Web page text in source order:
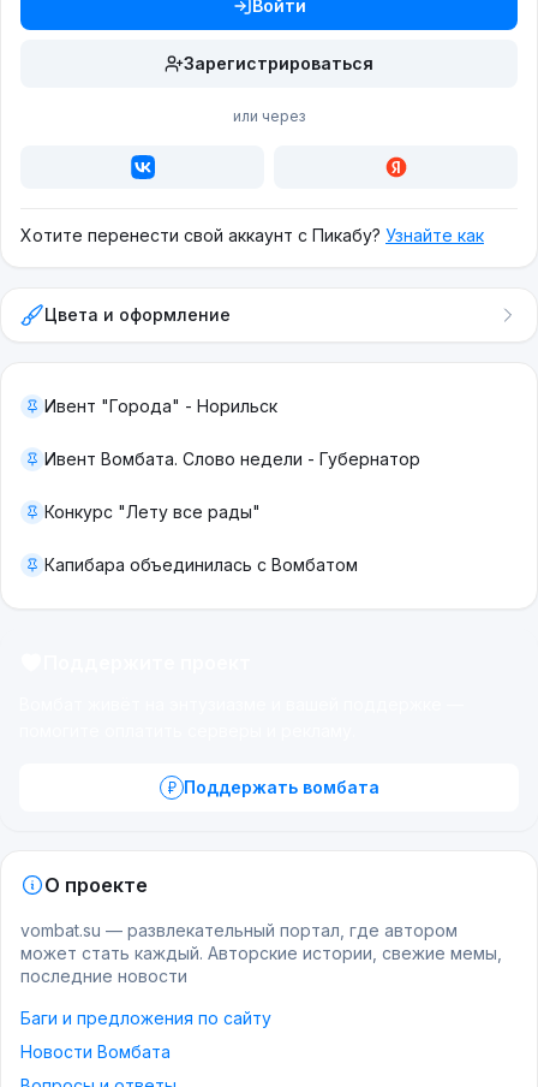
Войти
Зарегистрироваться
или через
Хотите перенести свой аккаунт с Пикабу? Узнайте как
Цвета и оформление
Ивент "Города" - Норильск
Ивент Вомбата. Слово недели - Губернатор
Конкурс "Лету все рады"
Капибара объединилась с Вомбатом
Поддержать вомбата
О проекте
vombat.su — развлекательный портал, где автором
может стать каждый. Авторские истории, свежие мемы,
последние новости
Баги и предложения по сайту
Новости Вомбата